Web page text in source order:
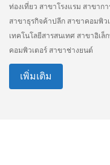
ท่องเที่ยว สาขาโรงแรม สาขา
สาขาธุรกิจค้าปลีก สาขาคอมพิว
เทคโนโลยีสารสนเทศ สาขาอิเ
คอมพิวเตอร์ สาขาช่างยนต์
เพิ่มเติม